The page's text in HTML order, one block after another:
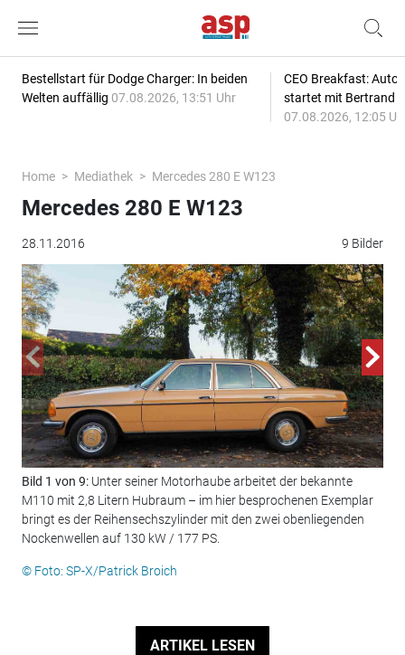
Bestellstart für Dodge Charger: In beiden
Welten auffällig 07.08.2026, 13:51 Uhr
CEO Breakfast:
startet mit Bertrand
07.08.2026, 12:05
Home Mediathek Mercedes 280 E W123
28.11.2016 9 Bilder
Mercedes 280 E W123
Bild 1 von 9: Unter seiner Motorhaube arbeitet der bekannte
M110 mit 2,8 Litern Hubraum – im hier besprochenen Exemplar
bringt es der Reihensechszylinder mit den zwei obenliegenden
Nockenwellen auf 130 kW / 177 PS.
© Foto: SP-X/Patrick Broich
ARTIKEL LESEN